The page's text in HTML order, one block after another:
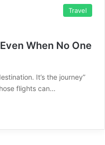
Travel
When No One
It’s the journey”
flights can…